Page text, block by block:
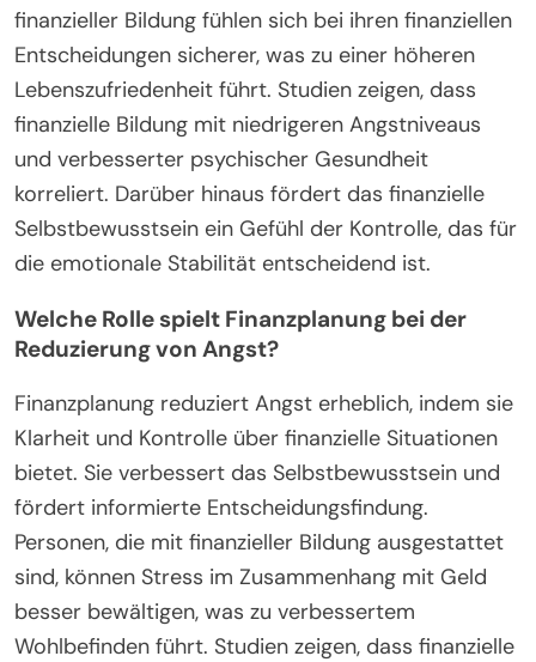
finanzieller Bildung fühlen sich bei ihren finanziellen
Entscheidungen sicherer, was zu einer höheren
Lebenszufriedenheit führt. Studien zeigen, dass
finanzielle Bildung mit niedrigeren Angstniveaus
und verbesserter psychischer Gesundheit
korreliert. Darüber hinaus fördert das finanzielle
Selbstbewusstsein ein Gefühl der Kontrolle, das für
die emotionale Stabilität entscheidend ist.
Welche Rolle spielt Finanzplanung bei der
Reduzierung von Angst?
Finanzplanung reduziert Angst erheblich, indem sie
Klarheit und Kontrolle über finanzielle Situationen
bietet. Sie verbessert das Selbstbewusstsein und
fördert informierte Entscheidungsfindung.
Personen, die mit finanzieller Bildung ausgestattet
sind, können Stress im Zusammenhang mit Geld
besser bewältigen, was zu verbessertem
Wohlbefinden führt. Studien zeigen, dass finanzielle